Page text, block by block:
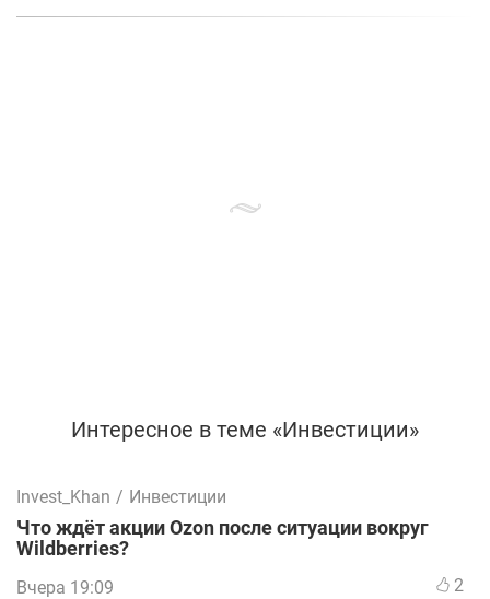
Интересное в теме «Инвестиции»
Invest_Khan / Инвестиции
Что ждёт акции Ozon после ситуации вокруг
Wildberries?
Вчера 19:09 2